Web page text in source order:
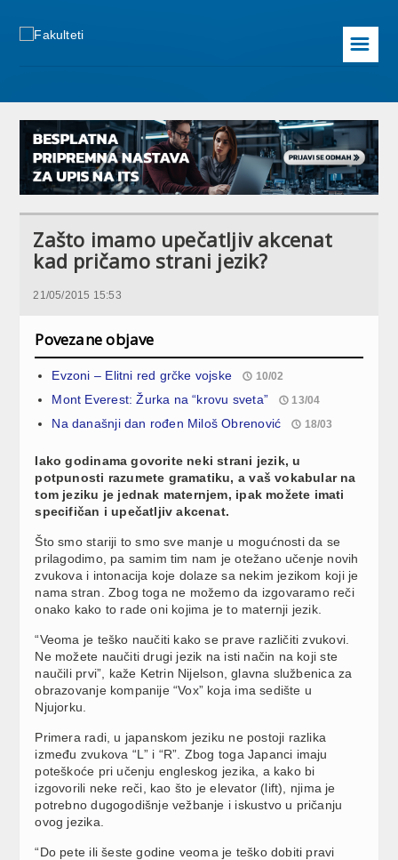
☰
Zašto imamo upečatljiv akcenat
kad pričamo strani jezik?
21/05/2015 15:53
Povezane objave
Evzoni – Elitni red grčke vojske 10/02
Mont Everest: Žurka na “krovu sveta” 13/04
Na današnji dan rođen Miloš Obrenović 18/03
Iako godinama govorite neki strani jezik, u
potpunosti razumete gramatiku, a vaš vokabular na
tom jeziku je jednak maternjem, ipak možete imati
specifičan i upečatljiv akcenat.
Što smo stariji to smo sve manje u mogućnosti da se
prilagodimo, pa samim tim nam je otežano učenje novih
zvukova i intonacija koje dolaze sa nekim jezikom koji je
nama stran. Zbog toga ne možemo da izgovaramo reči
onako kako to rade oni kojima je to maternji jezik.
“Veoma je teško naučiti kako se prave različiti zvukovi.
Ne možete naučiti drugi jezik na isti način na koji ste
naučili prvi”, kaže Ketrin Nijelson, glavna službenica za
obrazovanje kompanije “Vox” koja ima sedište u
Njujorku.
Primera radi, u japanskom jeziku ne postoji razlika
između zvukova “L” i “R”. Zbog toga Japanci imaju
poteškoće pri učenju engleskog jezika, a kako bi
izgovorili neke reči, kao što je elevator (lift), njima je
potrebno dugogodišnje vežbanje i iskustvo u pričanju
ovog jezika.
“Do pete ili šeste godine veoma je teško dobiti pravi